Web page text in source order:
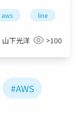
google apps script
aws line
山下光洋 >100
#AWS